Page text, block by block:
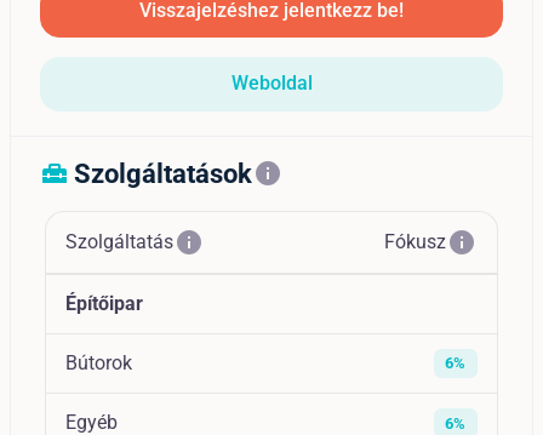
Visszajelzéshez jelentkezz be!
Weboldal
home_repair_service Szolgáltatásokinfo
Szolgáltatásinfo Fókuszinfo
Építőipar
Bútorok 6%
Egyéb 6%